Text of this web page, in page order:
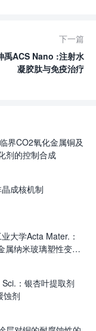
下一篇
禹ACS Nano :注射水
凝胶肽与免疫治疗
界CO2氧化金属铜及
剂的控制合成
成核机制
大学Acta Mater.：
属纳米玻璃塑性变形
：银杏叶提取剂
剂